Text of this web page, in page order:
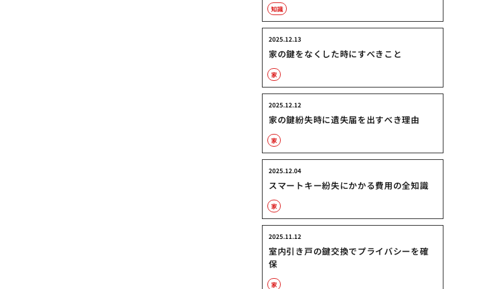
知識
家の鍵をなくした時にすべきこと
2025.12.13
家
家の鍵紛失時に遺失届を出すべき理由
2025.12.12
家
スマートキー紛失にかかる費用の全知識
2025.12.04
家
室内引き戸の鍵交換でプライバシーを確
保
2025.11.12
家